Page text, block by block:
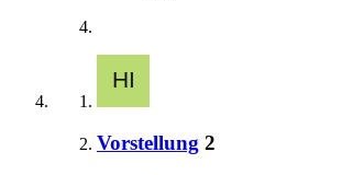
Vorstellung 2